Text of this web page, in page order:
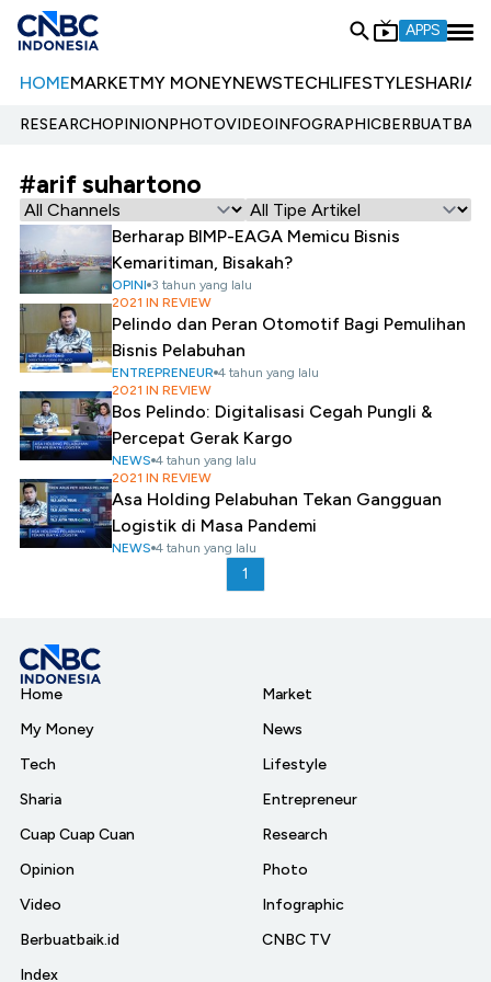
APPS
HOMEMARKETMY MONEYNEWSTECHLIFESTYLESHARIA
RESEARCHOPINIONPHOTOVIDEOINFOGRAPHIC
#arif suhartono
Berharap BIMP-EAGA Memicu Bisnis
Kemaritiman, Bisakah?
OPINI 3 tahun yang lalu
2021 IN REVIEW
Pelindo dan Peran Otomotif Bagi Pemulihan
Bisnis Pelabuhan
ENTREPRENEUR 4 tahun yang lalu
2021 IN REVIEW
Bos Pelindo: Digitalisasi Cegah Pungli &
Percepat Gerak Kargo
NEWS 4 tahun yang lalu
2021 IN REVIEW
Asa Holding Pelabuhan Tekan Gangguan
Logistik di Masa Pandemi
NEWS 4 tahun yang lalu
1
Home
My Money
Tech
Sharia
Cuap Cuap Cuan
Opinion
Video
Berbuatbaik.id
Index
Market
News
Lifestyle
Entrepreneur
Research
Photo
Infographic
CNBC TV